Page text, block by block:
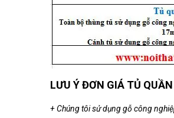
LƯU Ý ĐƠN GIÁ TỦ
+ Chúng tôi sử dụng gỗ công